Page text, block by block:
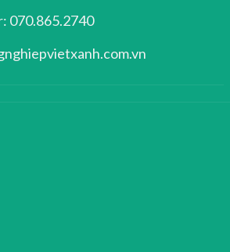
070.865.2740